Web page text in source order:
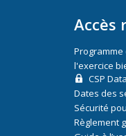
Accès
l'exercice
CSP
Dates des
Sécurité
Règlement